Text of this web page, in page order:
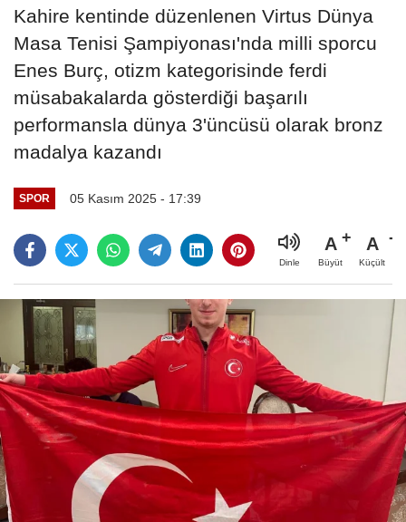
Kahire kentinde düzenlenen Virtus Dünya
Masa Tenisi Şampiyonası'nda milli sporcu
Enes Burç, otizm kategorisinde ferdi
müsabakalarda gösterdiği başarılı
performansla dünya 3'üncüsü olarak bronz
madalya kazandı
SPOR 05 Kasım 2025 - 17:39
Dinle
A
Büyüt
A
Küçült